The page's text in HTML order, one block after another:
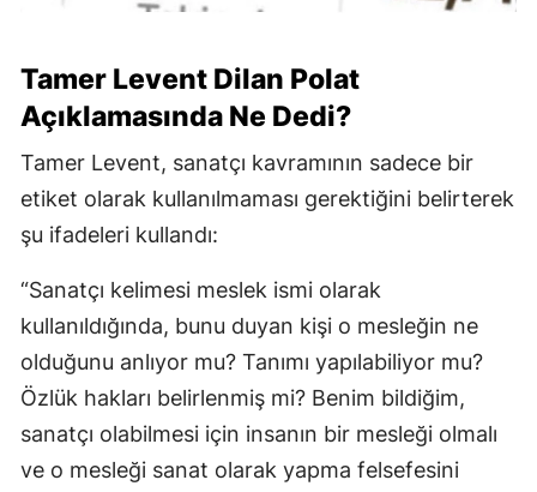
Tamer Levent Dilan Polat
Açıklamasında Ne Dedi?
Tamer Levent, sanatçı kavramının sadece bir
etiket olarak kullanılmaması gerektiğini belirterek
şu ifadeleri kullandı:
“Sanatçı kelimesi meslek ismi olarak
kullanıldığında, bunu duyan kişi o mesleğin ne
olduğunu anlıyor mu? Tanımı yapılabiliyor mu?
Özlük hakları belirlenmiş mi? Benim bildiğim,
sanatçı olabilmesi için insanın bir mesleği olmalı
ve o mesleği sanat olarak yapma felsefesini